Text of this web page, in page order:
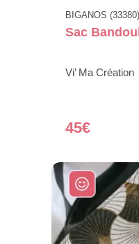
BIGANOS (33380)
Sac
Vi’ Ma Création
45€